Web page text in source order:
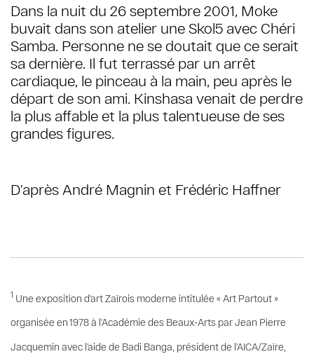
Dans la nuit du 26 septembre 2001, Moke
buvait dans son atelier une Skol5 avec Chéri
Samba. Personne ne se doutait que ce serait
sa dernière. Il fut terrassé par un arrêt
cardiaque, le pinceau à la main, peu après le
départ de son ami. Kinshasa venait de perdre
la plus affable et la plus talentueuse de ses
grandes figures.
D’après André Magnin et Frédéric Haffner
1 Une exposition d’art Zaïrois moderne intitulée « Art Partout »
organisée en 1978 à l’Académie des Beaux-Arts par Jean Pierre
Jacquemin avec l’aide de Badi Banga, président de l’AICA/Zaïre,